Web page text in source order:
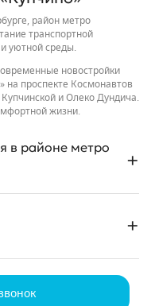
район метро
транспортной
уютной среды.
новостройки
на проспекте Космонавтов
и Олеко Дундича.
жизни.
в районе метро
доступными.
станция метро «Купчино»,
магистрали
(около 20 минут пути) также
важные моменты
это